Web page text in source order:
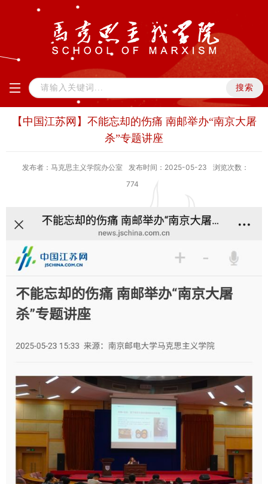
【中国江苏网】不能忘却的伤痛 南邮举办“南京大屠
杀”专题讲座
发布者：马克思主义学院办公室 发布时间：2025-05-23
浏览次数：
774